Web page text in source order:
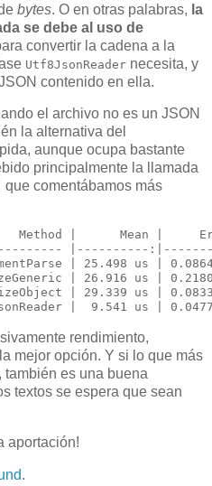
bytes. O en otras palabras, la
se debe al uso de
convertir la cadena a la
Utf8JsonReader necesita, y
contenido en ella.
el archivo no es un JSON
la alternativa del
aunque ocupa bastante
principalmente la llamada
que comentábamos más
|      Mean |
|----------
| 25.498 us |
| 26.916 us |
| 29.339 us |
rendimiento,
mejor opción. Y si lo que más
también es una buena
textos se espera que sean
aportación!
.